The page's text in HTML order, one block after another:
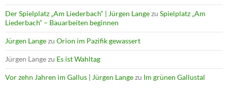
Der Spielplatz „Am Liederbach“ | Jürgen Langezu Spielplatz „Am
Liederbach“ – Bauarbeiten beginnen
Jürgen Langezu Orion im Pazifik gewassert
Jürgen Langezu Es ist Wahltag
Vor zehn Jahren im Gallus | Jürgen Langezu Im grünen Gallustal